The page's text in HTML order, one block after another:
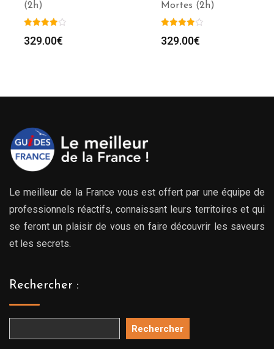
(2h)
329.00€
Mortes (2h)
329.00€
Le meilleur de la France vous est offert par une équipe de
professionnels réactifs, connaissant leurs territoires et qui
se feront un plaisir de vous en faire découvrir les saveurs
et les secrets.
Rechercher :
Rechercher